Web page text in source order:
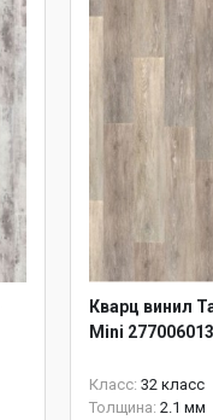
Кварц винил
Mini
Класс: 32 класс
Толщина: 2.1 мм